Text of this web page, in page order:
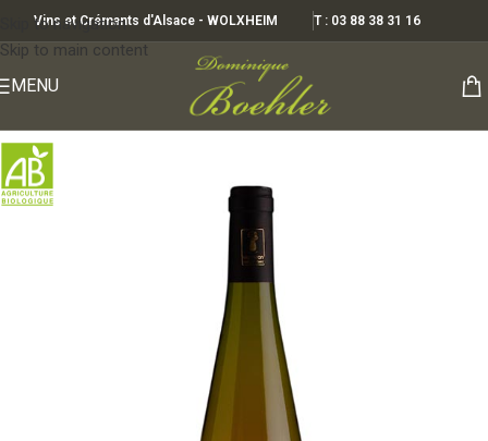
Skip to navigation
Skip to main content
Vins et Crémants d'Alsace - WOLXHEIM T : 03 88 38 31 16
MENU